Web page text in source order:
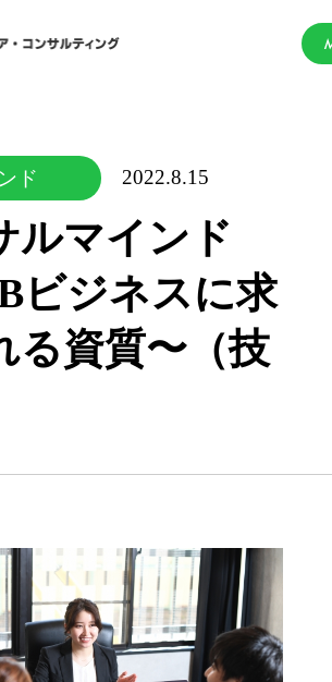
ド 2022.8.15
ルマインド
ビジネスに求
る資質〜（技